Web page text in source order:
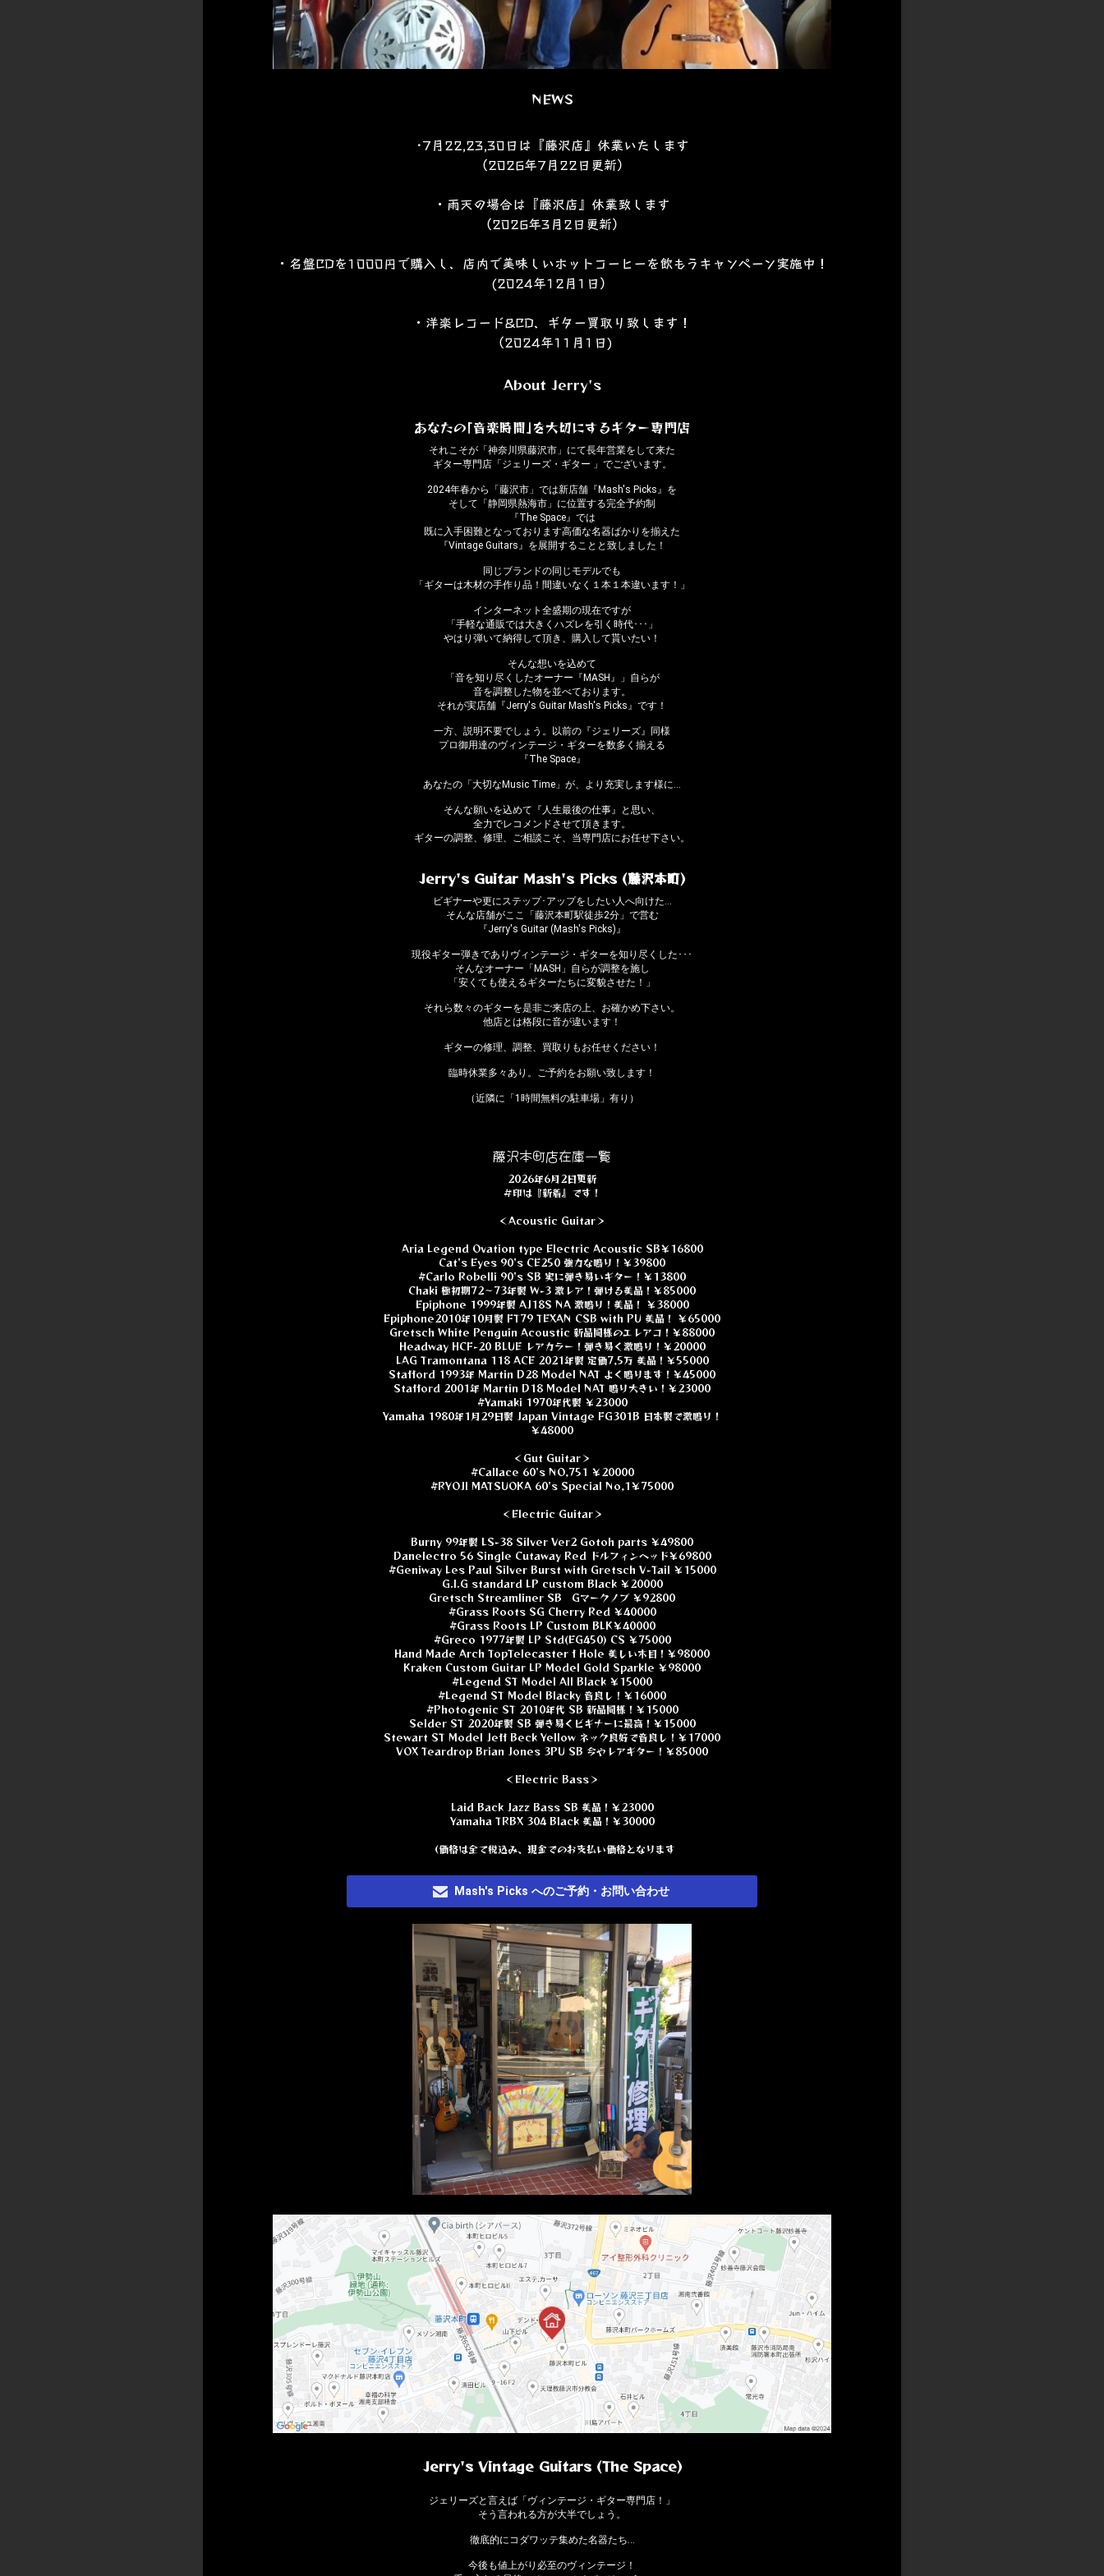
NEWS
･7月22,23,30日は『藤沢店』休業いたします
（2026年7月22日更新）
・雨天の場合は『藤沢店』休業致します
（2026年3月2日更新）
・名盤CDを1000円で購入し、店内で美味しいホットコーヒーを飲もうキャンペーン実施中！
(2024年12月1日）
・洋楽レコード&CD、ギター買取り致します！
（2024年11月1日)
About Jerry's
あなたの｢音楽時間｣を大切にするギター専門店
それこそが「神奈川県藤沢市」にて長年営業をして来た
ギター専門店「ジェリーズ・ギター 」でございます。
2024年春から「藤沢市」では新店舗『Mash's Picks』を
そして「静岡県熱海市」に位置する完全予約制
『The Space』では
既に入手困難となっております高価な名器ばかりを揃えた
『Vintage Guitars』を展開することと致しました！
同じブランドの同じモデルでも
「ギターは木材の手作り品！間違いなく１本１本違います！」
インターネット全盛期の現在ですが
「手軽な通販では大きくハズレを引く時代･･･」
やはり弾いて納得して頂き、購入して貰いたい！
そんな想いを込めて
「音を知り尽くしたオーナー『MASH』」自らが
音を調整した物を並べております。
それが実店舗『Jerry's Guitar Mash's Picks』です！
一方、説明不要でしょう。以前の『ジェリーズ』同様
プロ御用達のヴィンテージ・ギターを数多く揃える
『The Space』
あなたの「大切なMusic Time」が、より充実します様に…
そんな願いを込めて『人生最後の仕事』と思い、
全力でレコメンドさせて頂きます。
ギターの調整、修理、ご相談こそ、当専門店にお任せ下さい。
Jerry's Guitar Mash's Picks (藤沢本町)
ビギナーや更にステップ･アップをしたい人へ向けた…
そんな店舗がここ「藤沢本町駅徒歩2分」で営む
『Jerry's Guitar (Mash's Picks)』
現役ギター弾きでありヴィンテージ・ギターを知り尽くした･･･
そんなオーナー「MASH」自らが調整を施し
「安くても使えるギターたちに変貌させた！」
それら数々のギターを是非ご来店の上、お確かめ下さい。
他店とは格段に音が違います！
ギターの修理、調整、買取りもお任せください！
臨時休業多々あり。ご予約をお願い致します！
（近隣に「1時間無料の駐車場」有り）
藤沢本町店在庫一覧
2026年6月2日更新
＃印は『新着』です！
＜Acoustic Guitar＞
Aria Legend Ovation type Electric Acoustic SB￥16800
Cat's Eyes 90's CE250 強力な鳴り！￥39800
#Carlo Robelli 90's SB 実に弾き易いギター！￥13800
Chaki 極初期72～73年製 W-3 激レア！弾ける美品！￥85000
Epiphone 1999年製 AJ18S NA 激鳴り！美品！ ￥38000
Epiphone2010年10月製 FT79 TEXAN CSB with PU 美品！ ￥65000
Gretsch White Penguin Acoustic 新品同様のエレアコ！￥88000
Headway HCF-20 BLUE レアカラー！弾き易く激鳴り！￥20000
LAG Tramontana 118 ACE 2021年製 定価7,5万 美品！￥55000
Stafford 1993年 Martin D28 Model NAT よく鳴ります！￥45000
Stafford 2001年 Martin D18 Model NAT 鳴り大きい！￥23000
#Yamaki 1970年代製 ￥23000
Yamaha 1980年1月29日製 Japan Vintage FG301B 日本製で激鳴り！
￥48000
＜Gut Guitar＞
#Callace 60's NO,751 ￥20000
#RYOJI MATSUOKA 60's Special No,1￥75000
＜Electric Guitar＞
Burny 99年製 LS-38 Silver Ver2 Gotoh parts ￥49800
Danelectro 56 Single Cutaway Red ドルフィンヘッド￥69800
#Geniway Les Paul Silver Burst with Gretsch V-Tail ￥15000
G.I.G standard LP custom Black ￥20000
Gretsch Streamliner SB Gマークノブ ￥92800
#Grass Roots SG Cherry Red ￥40000
#Grass Roots LP Custom BLK￥40000
#Greco 1977年製 LP Std(EG450) CS ￥75000
Hand Made Arch TopTelecaster f Hole 美しい木目！￥98000
Kraken Custom Guitar LP Model Gold Sparkle ￥98000
#Legend ST Model All Black ￥15000
#Legend ST Model Blacky 音良し！￥16000
#Photogenic ST 2010年代 SB 新品同様！￥15000
Selder ST 2020年製 SB 弾き易くビギナーに最高！￥15000
Stewart ST Model Jeff Beck Yellow ネック良好で音良し！￥17000
VOX Teardrop Brian Jones 3PU SB 今やレアギター！￥85000
＜Electric Bass＞
Laid Back Jazz Bass SB 美品！￥23000
Yamaha TRBX 304 Black 美品！￥30000
（価格は全て税込み、現金でのお支払い価格となります
Mash's Picks へのご予約・お問い合わせ
Jerry's Vintage Guitars (The Space)
ジェリーズと言えば「ヴィンテージ・ギター専門店！」
そう言われる方が大半でしょう。
徹底的にコダワッテ集めた名器たち…
今後も値上がり必至のヴィンテージ！